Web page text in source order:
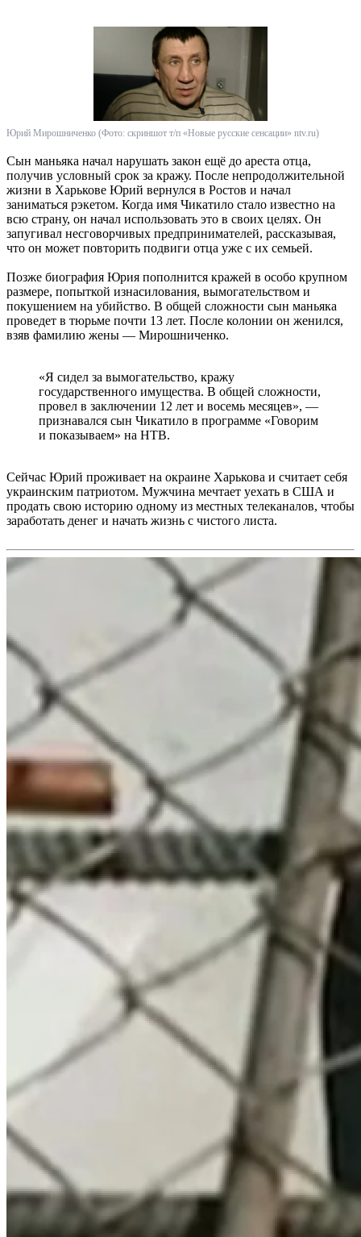
Юрий Мирошниченко (Фото: скриншот т/п «Новые русские сенсации» ntv.ru)
Сын маньяка начал нарушать закон ещё до ареста отца,
получив условный срок за кражу. После непродолжительной
жизни в Харькове Юрий вернулся в Ростов и начал
заниматься рэкетом. Когда имя Чикатило стало известно на
всю страну, он начал использовать это в своих целях. Он
запугивал несговорчивых предпринимателей, рассказывая,
что он может повторить подвиги отца уже с их семьей.
Позже биография Юрия пополнится кражей в особо крупном
размере, попыткой изнасилования, вымогательством и
покушением на убийство. В общей сложности сын маньяка
проведет в тюрьме почти 13 лет. После колонии он женился,
взяв фамилию жены — Мирошниченко.
«Я сидел за вымогательство, кражу
государственного имущества. В общей сложности,
провел в заключении 12 лет и восемь месяцев», —
признавался сын Чикатило в программе «Говорим
и показываем» на НТВ.
Сейчас Юрий проживает на окраине Харькова и считает себя
украинским патриотом. Мужчина мечтает уехать в США и
продать свою историю одному из местных телеканалов, чтобы
заработать денег и начать жизнь с чистого листа.